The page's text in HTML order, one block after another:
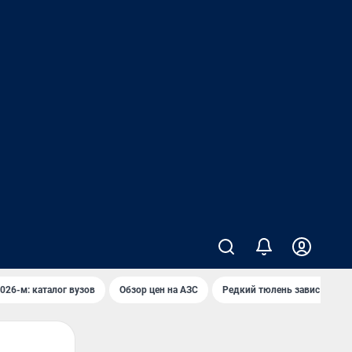
м: каталог вузов Обзор цен на АЗС Редкий тюлень завис над